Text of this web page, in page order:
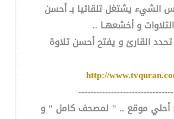
الشيء يشتغل تلقائيا بـ أحسن
التلاوات و أخشعهـا ..
القارئ و يفتح أحسن تلاوة
http://
أحلي موقع .. " لمصحف كامل " و